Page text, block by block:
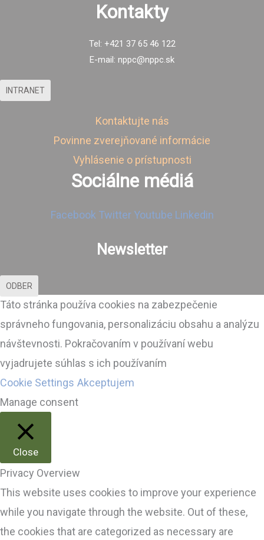
Kontakty
Tel: +421 37 65 46 122
E-mail: nppc@nppc.sk
INTRANET
Kontaktujte nás
Povinne zverejňované informácie
Vyhlásenie o prístupnosti
Sociálne médiá
Facebook Twitter Youtube Linkedin
Newsletter
ODBER
Táto stránka používa cookies na zabezpečenie
správneho fungovania, personalizáciu obsahu a analýzu
návštevnosti. Pokračovaním v používaní webu
vyjadrujete súhlas s ich používaním
Cookie Settings Akceptujem
Manage consent
Close
Privacy Overview
This website uses cookies to improve your experience
while you navigate through the website. Out of these,
the cookies that are categorized as necessary are